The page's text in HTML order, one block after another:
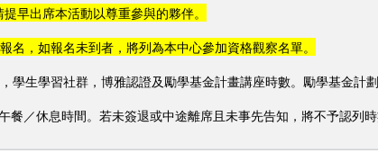
早出席本活動以尊重參與的夥伴。
名，如報名未到者，將列為本中心參加資格觀察名單。
學生學習社群，博雅認證及勵學基金計畫講座時數。勵學基金計
餐／休息時間。若未簽退或中途離席且未事先告知，將不予認列時